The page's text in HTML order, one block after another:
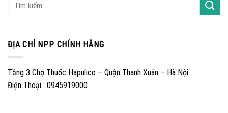
ĐỊA CHỈ NPP CHÍNH HÃNG
Tầng 3 Chợ Thuốc Hapulico – Quận Thanh Xuân – Hà Nội
Điện Thoại : 0945919000